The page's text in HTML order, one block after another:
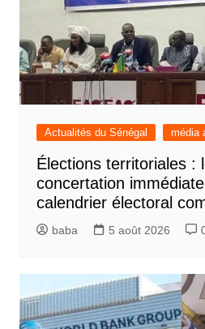
Actualités du Sénégal média
Élections territoriales :
concertation
calendrier électoral
baba 5 août 2026